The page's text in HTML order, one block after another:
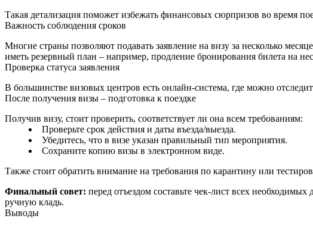
Такая детализация поможет избежать финансовых сюрпризов во время
Важность соблюдения сроков
Многие страны позволяют подавать заявление на визу за несколько
иметь резервный план – например, продление бронирования билета на
Проверка статуса заявления
В большинстве визовых центров есть онлайн‑система, где можно
После получения визы – подготовка к поездке
Получив визу, стоит проверить, соответствует ли она всем требованиям:
Проверьте срок действия и даты въезда/выезда.
Убедитесь, что в визе указан правильный тип мероприятия.
Сохраните копию визы в электронном виде.
Также стоит обратить внимание на требования по карантину или
Финальный совет: перед отъездом составьте чек‑лист всех
ручную кладь.
Выводы